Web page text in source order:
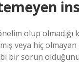
olup olmadığı
veya hiç
bir sorun